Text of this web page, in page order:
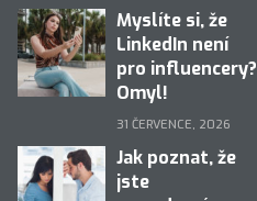
Myslíte si, že
LinkedIn není
pro influencery?
Omyl!
31 ČERVENCE, 2026
Jak poznat, že
jste